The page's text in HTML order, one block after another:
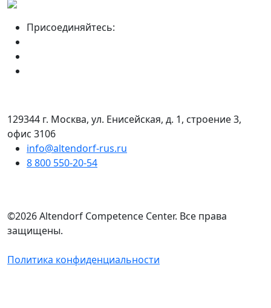
Присоединяйтесь:
129344 г. Москва, ул. Енисейская, д. 1, строение 3,
офис 3106
info@altendorf-rus.ru
8 800 550-20-54
©2026 Altendorf Сompetence Сenter. Все права
защищены.
Политика конфиденциальности